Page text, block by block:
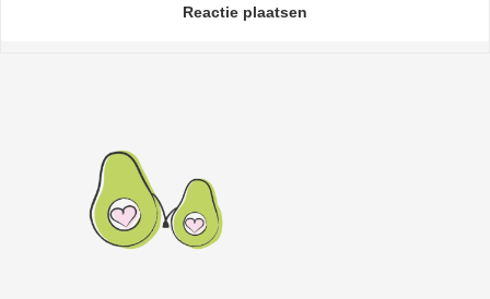
Reactie plaatsen